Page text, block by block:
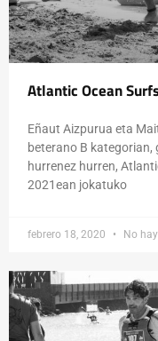
Atlantic Ocean
Eñaut Aizpurua eta
beterano B kategorian,
hurrenez hurren,
2021ean jokatuko
febrero 18, 2020 No